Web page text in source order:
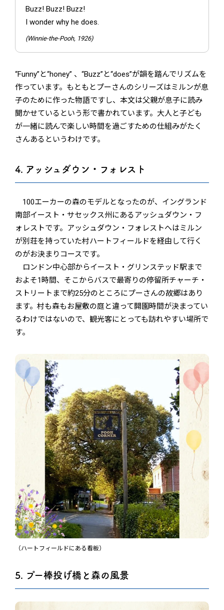
Buzz! Buzz! Buzz!
I wonder why he does.
(Winnie-the-Pooh, 1926)
“Funny”と“honey” 、“Buzz”と“does”が韻を踏んでリズムを
作っています。もともとプーさんのシリーズはミルンが息
子のために作った物語ですし、本文は父親が息子に読み
聞かせているという形で書かれています。大人と子ども
が一緒に読んで楽しい時間を過ごすための仕組みがたく
さんあるというわけです。
4. アッシュダウン・フォレスト
100エーカーの森のモデルとなったのが、イングランド
南部イースト・サセックス州にあるアッシュダウン・フ
ォレストです。アッシュダウン・フォレストへはミルン
が別荘を持っていた村ハートフィールドを経由して行く
のがお決まりコースです。
ロンドン中心部からイースト・グリンステッド駅まで
およそ1時間、そこからバスで最寄りの停留所チャーチ・
ストリートまで約25分のところにプーさんの故郷はあり
ます。村も森もお屋敷の庭と違って開園時間が決まってい
るわけではないので、観光客にとっても訪れやすい場所で
す。
（ハートフィールドにある看板）
5. プー棒投げ橋と森の風景